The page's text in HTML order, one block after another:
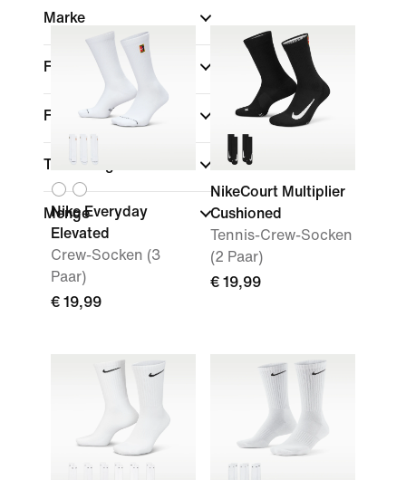
Marke
Farbe
Funktionen
Technologie
Menge
Nike Everyday
Elevated
Crew-Socken (3
Paar)
€ 19,99
NikeCourt Multiplier
Cushioned
Tennis-Crew-Socken
(2 Paar)
€ 19,99